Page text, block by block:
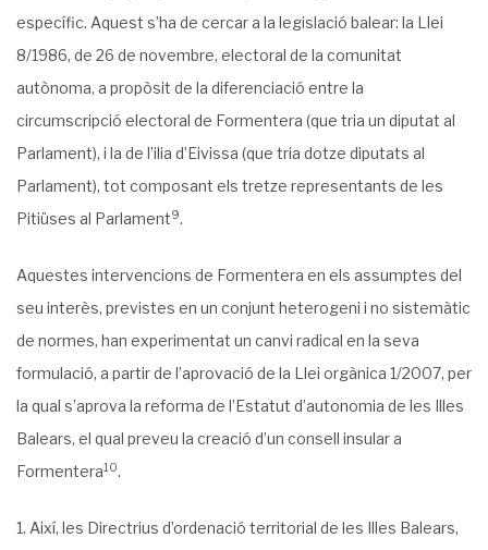
específic. Aquest s’ha de cercar a la legislació balear: la Llei
8/1986, de 26 de novembre, electoral de la comunitat
autònoma, a propòsit de la diferenciació entre la
circumscripció electoral de Formentera (que tria un diputat al
Parlament), i la de l’ilia d’Eivissa (que tria dotze dipu­tats al
Parlament), tot composant els tretze representants de les
Pitiüses al Parlament9.
Aquestes intervencions de Formentera en els assumptes del
seu interès, previstes en un conjunt heterogeni i no sistemàtic
de normes, han experimentat un canvi radical en la seva
formulació, a partir de l’aprovació de la Llei orgànica 1/2007, per
la qual s’aprova la reforma de l’Estatut d’autonomia de les Illes
Balears, el qual preveu la creació d’un consell insular a
Formentera10.
Així, les Directrius d’ordenació territorial de les Illes Balears,